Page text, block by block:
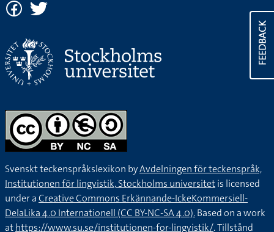
FEEDBACK
Svenskt teckenspråkslexikon byAvdelningen för teckenspråk,
Institutionen för lingvistik, Stockholms universitetis licensed
under aCreative Commons Erkännande-IckeKommersiell-
DelaLika 4.0 Internationell (CC BY-NC-SA 4.0).Based on a work
athttps://www.su.se/institutionen-for-lingvistik/. Tillstånd